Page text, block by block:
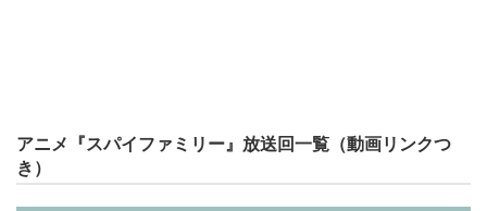
アニメ『スパイファミリー』放送回一覧（動画リンクつ
き）